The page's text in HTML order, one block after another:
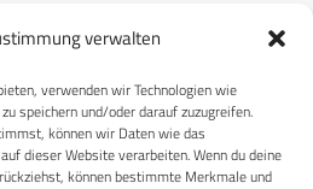
verwalten
verwenden wir Technologien wie
speichern und/oder darauf zuzugreifen.
können wir Daten wie das
dieser Website verarbeiten. Wenn du deine
können bestimmte Merkmale und